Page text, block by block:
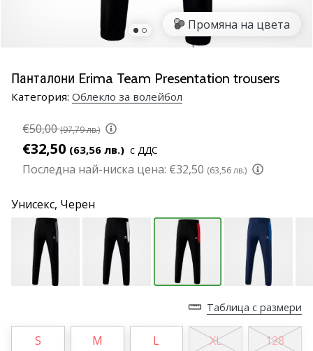
страст
като
Присъединете
се
амбасадор
марката.
11. 8. 2022
1 мин. четене
програма
WeplayVolleyball
Промяна на цвета
Панталони Erima Team Presentation trousers
Категория: Облекло за волейбол
€50,00 (97,79 лв.)
€32,50 (63,56 лв.) с ДДС
Последна най-ниска цена: €32,50 (63,56 лв.)
Унисекс, Черен
Таблица с размери
S M L XL 128